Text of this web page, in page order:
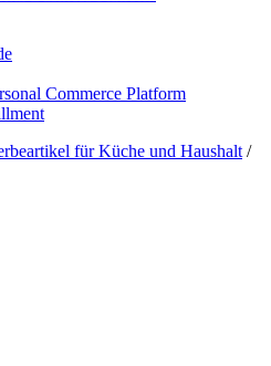
Commerce Platform
für Küche und Haushalt /